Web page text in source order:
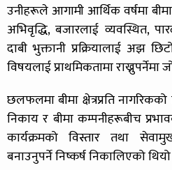
उनीहरूले आगामी आर्थिक वर्षमा
अभिवृद्धि, बजारलाई व्यवस्थित,
दाबी भुक्तानी प्रक्रियालाई अझ
विषयलाई प्राथमिकतामा राख्नुपर्नेमा
छलफलमा बीमा क्षेत्रप्रति
निकाय र बीमा कम्पनीहरूबीच
कार्यक्रमको विस्तार तथा
बनाउनुपर्ने निष्कर्ष निकालिएको